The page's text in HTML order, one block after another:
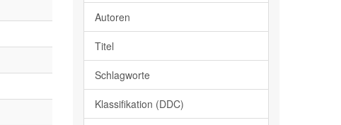
Autoren
Titel
Schlagworte
Klassifikation (DDC)